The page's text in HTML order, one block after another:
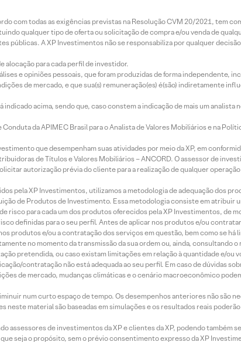
com todas as exigências previstas na Resolução CVM 20/2021, tem
qualquer tipo de oferta ou solicitação de compra e/ou venda de
públicas. A XP Investimentos não se responsabiliza por qualquer
alocação para cada perfil de investidor.
e opiniões pessoais, que foram produzidas de forma independente,
de mercado, e que sua(s) remuneração(es) é(são) indiretamente
acima, sendo que, caso constem a indicação de mais um analista
da APIMEC Brasil para o Analista de Valores Mobiliários e na
que desempenham suas atividades por meio da XP, em
de Títulos e Valores Mobiliários – ANCORD. O assessor de
autorização prévia do cliente para a realização de qualquer
pela XP Investimentos, utilizamos a metodologia de adequação dos
de Produtos de Investimento. Essa metodologia consiste em atribuir
risco para cada um dos produtos oferecidos pela XP Investimentos, de
definidas para o seu perfil. Antes de aplicar nos produtos e/ou
produtos e/ou a contratação dos serviços em questão, bem como se há
no momento da transmissão da sua ordem ou, ainda, consultando o
pretendida, ou caso existam limitações em relação à quantidade e/ou
contratação não está adequada ao seu perfil. Em caso de dúvidas
de mercado, mudanças climáticas e o cenário macroeconômico
num curto espaço de tempo. Os desempenhos anteriores não são
material são baseadas em simulações e os resultados reais
de investimentos da XP e clientes da XP, podendo também
seja o propósito, sem o prévio consentimento expresso da XP